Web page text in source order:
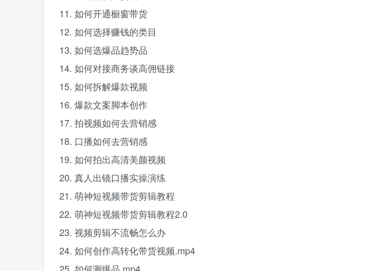
11. 如何开通橱窗带货
12. 如何选择赚钱的类目
13. 如何选爆品趋势品
14. 如何对接商务谈高佣链接
15. 如何拆解爆款视频
16. 爆款文案脚本创作
17. 拍视频如何去营销感
18. 口播如何去营销感
19. 如何拍出高清美颜视频
20. 真人出镜口播实操演练
21. 萌神短视频带货剪辑教程
22. 萌神短视频带货剪辑教程2.0
23. 视频剪辑不流畅怎么办
24. 如何创作高转化带货视频.mp4
25. 如何测爆品.mp4